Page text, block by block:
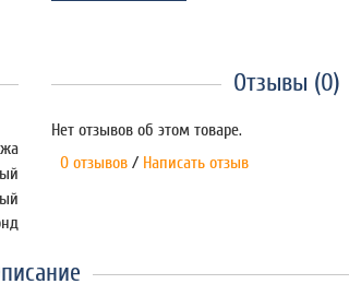
Отзывы (0)
Нет отзывов об этом товаре.
0 отзывов / Написать отзыв